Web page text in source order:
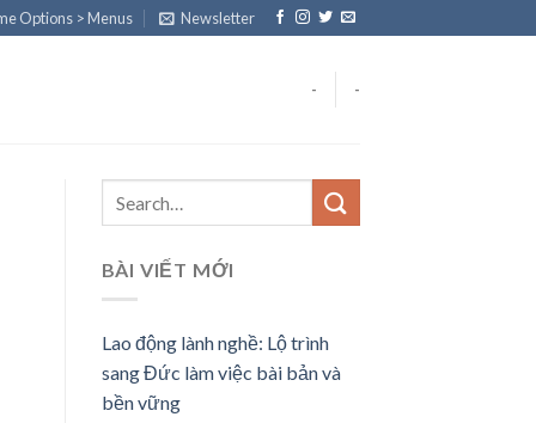
Options > Menus Newsletter
- -
BÀI VIẾT MỚI
Lao động lành nghề: Lộ trình
sang Đức làm việc bài bản và
bền vững